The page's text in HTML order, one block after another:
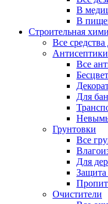
В
В
Строительная
Все
Антисептики
Все
Для
Грунтовки
Все
Для
Защита
Очистители